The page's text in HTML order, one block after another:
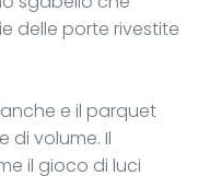
delle porte rivestite
e il parquet
di volume. Il
il gioco di luci